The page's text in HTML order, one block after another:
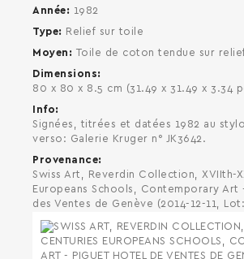
SEARCH AND PRESS ENTER
Année
1982
Type
Relief sur toile
Moyen
Toile de coton tendue sur
Dimensions
80 x 80 x 8.5 cm (31.49 x 31.49 x 3.34
Info
Signées, titrées et datées 1982 au
verso: Galerie Kruger n° JK3642.
Provenance
Swiss Art, Reverdin Collection, XVIIth-
Europeans Schools, Contemporary Art
des Ventes de Genève (2014-12-11,